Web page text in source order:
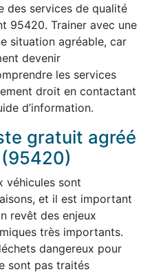
des services de qualité
95420. Trainer avec une
situation agréable, car
devenir
les services
droit en contactant
d’information.
gratuit agréé
véhicules sont
et il est important
revêt des enjeux
très importants.
dangereux pour
sont pas traités